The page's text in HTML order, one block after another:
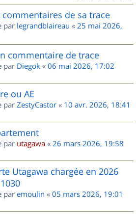
de sa trace
par legrandblaireau « 25 mai 2026,
commentaire de trace
par Diegok « 06 mai 2026, 17:02
ou AE
par ZestyCastor « 10 avr. 2026, 18:41
par utagawa « 26 mars 2026, 19:58
Utagawa chargée en 2026
par emoulin « 05 mars 2026, 19:01